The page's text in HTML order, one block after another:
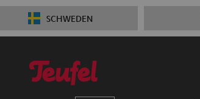
SCHWEDEN